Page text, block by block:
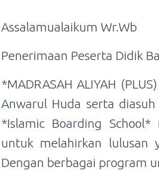
Assalamualaikum Wr.Wb
Penerimaan Peserta Didik
*MADRASAH ALIYAH
Anwarul Huda serta
*Islamic Boarding
untuk melahirkan lulusan
Dengan berbagai program